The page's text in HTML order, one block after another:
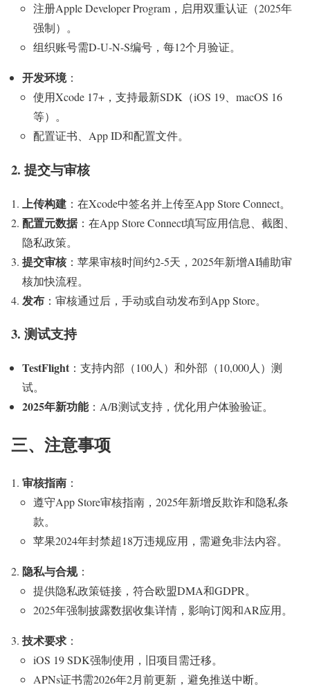
注册Apple Developer Program，启用双重认证（2025年
强制）。
组织账号需D-U-N-S编号，每12个月验证。
开发环境：
使用Xcode 17+，支持最新SDK（iOS 19、macOS 16
等）。
配置证书、App ID和配置文件。
2. 提交与审核
上传构建 ：在Xcode中签名并上传至App Store Connect。
配置元数据：在App Store Connect填写应用信息、截图、
隐私政策。
提交审核：苹果审核时间约2-5天，2025年新增AI辅助审
核加快流程。
发布 ：审核通过后，手动或自动发布到App Store。
3. 测试支持
TestFlight ：支持内部（100人）和外部（10,000人）测
试。
2025年新功能：A/B测试支持，优化用户体验验证。
三、注意事项
审核指南 ：
遵守App Store审核指南，2025年新增反欺诈和隐私条
款。
苹果2024年封禁超18万违规应用，需避免非法内容。
隐私与合规：
提供隐私政策链接，符合欧盟DMA和GDPR。
2025年强制披露数据收集详情，影响订阅和AR应用。
技术要求 ：
iOS 19 SDK强制使用，旧项目需迁移。
APNs证书需2026年2月前更新，避免推送中断。